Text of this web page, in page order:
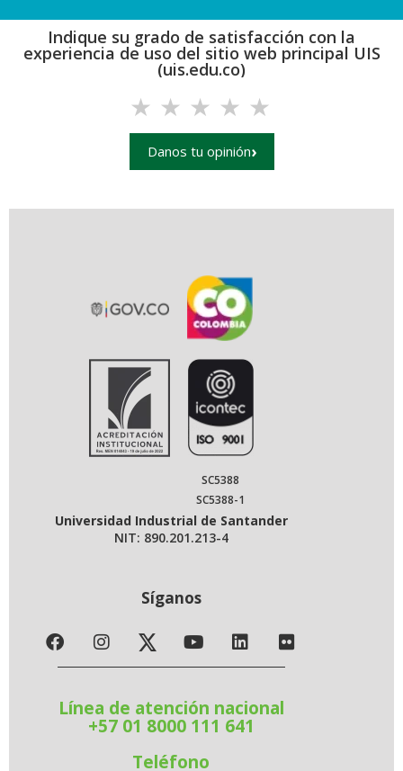
Indique su grado de satisfacción con la
experiencia de uso del sitio web principal UIS
(uis.edu.co)